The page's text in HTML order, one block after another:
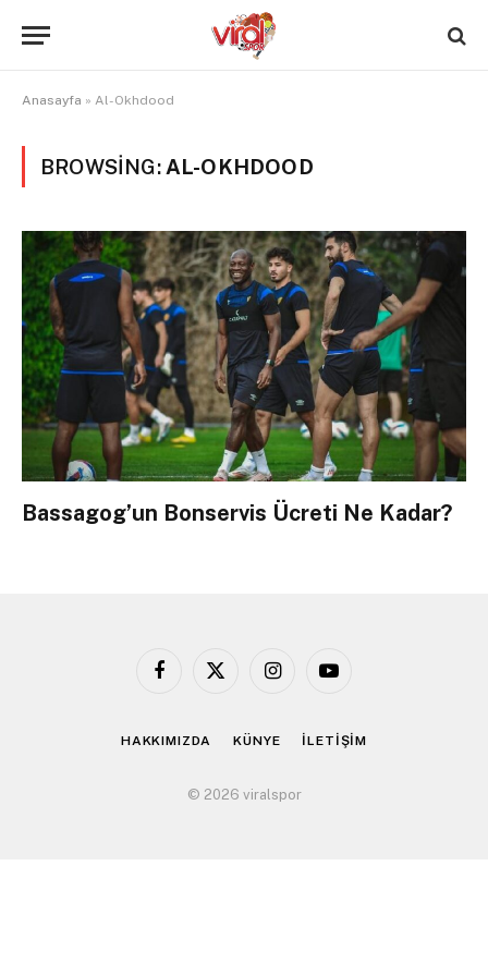
Anasayfa » Al-Okhdood
BROWSING: AL-OKHDOOD
Bassagog’un Bonservis Ücreti Ne Kadar?
Facebook
X
InstagramYouTube
HAKKIMIZDA KÜNYE İLETİŞİM
© 2026 viralspor